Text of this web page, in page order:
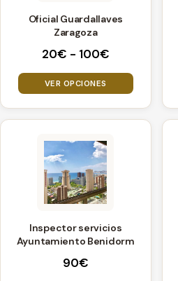
20€ - 100€Rango
Oficial Guardallaves
Zaragoza
VER OPCIONES
Las
se
pueden
elegir
página
de
producto
90€
Inspector servicios
Ayuntamiento Benidorm